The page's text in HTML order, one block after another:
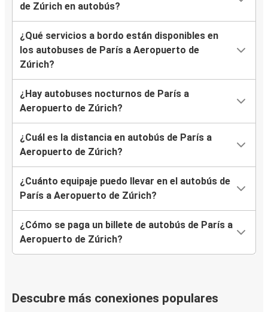
de Zúrich en autobús?
¿Qué servicios a bordo están disponibles en
los autobuses de París a Aeropuerto de
Zúrich?
¿Hay autobuses nocturnos de París a
Aeropuerto de Zúrich?
¿Cuál es la distancia en autobús de París a
Aeropuerto de Zúrich?
¿Cuánto equipaje puedo llevar en el autobús de
París a Aeropuerto de Zúrich?
¿Cómo se paga un billete de autobús de París a
Aeropuerto de Zúrich?
Descubre más conexiones populares